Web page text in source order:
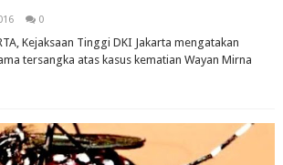
0
Kejaksaan Tinggi DKI Jakarta mengatakan
tersangka atas kasus kematian Wayan Mirna